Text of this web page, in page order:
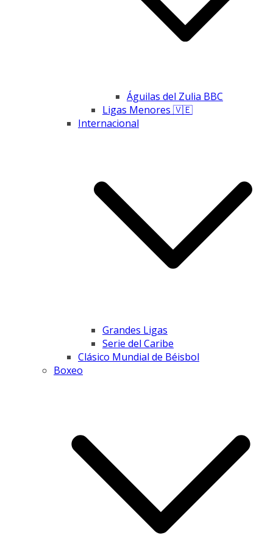
Águilas del Zulia BBC
Ligas Menores 🇻🇪
Internacional
Grandes Ligas
Serie del Caribe
Clásico Mundial de Béisbol
Boxeo